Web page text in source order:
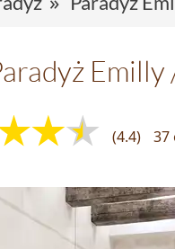
(4.4) 37